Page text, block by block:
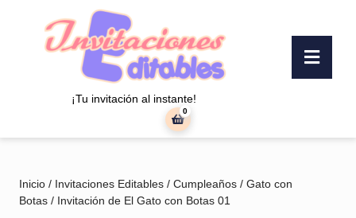
contenido
¡Tu invitación al instante!
carrito
0
Inicio / Invitaciones Editables / Cumpleaños / Gato con
Botas / Invitación de El Gato con Botas 01